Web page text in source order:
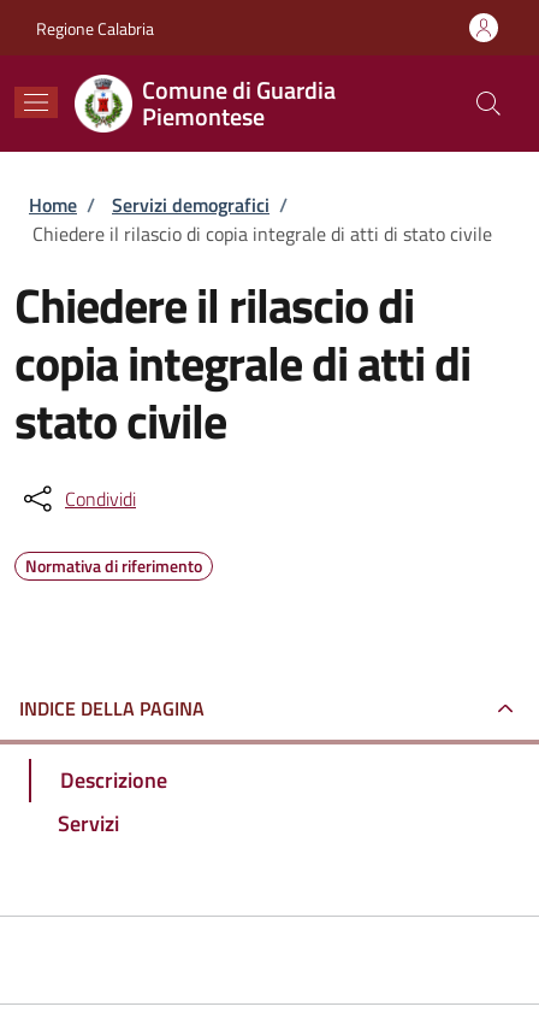
Regione Calabria
Comune di Guardia
Piemontese
Briciole di pane
Home / Servizi demografici /
Chiedere il rilascio di copia integrale di atti di stato civile
Chiedere il rilascio di
copia integrale di atti di
stato civile
Condividi
Normativa di riferimento
INDICE DELLA PAGINA
Descrizione
Servizi